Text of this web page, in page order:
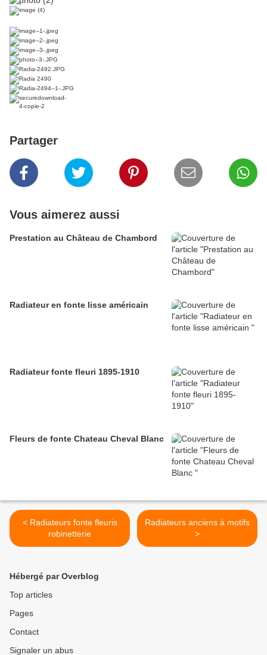
Partager
Vous aimerez aussi
Prestation au Château de Chambord
Radiateur en fonte lisse américain
Radiateur fonte fleuri 1895-1910
Fleurs de fonte Chateau Cheval Blanc
< Radiateurs fonte fleuris
robinetterie
Radiateurs anciens à motifs
>
Hébergé par Overblog
Top articles
Pages
Contact
Signaler un abus